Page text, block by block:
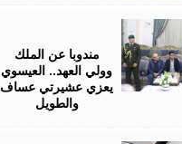
مندوبا عن الملك
وولي العهد.. العيسوي
يعزي عشيرتي عساف
والطويل